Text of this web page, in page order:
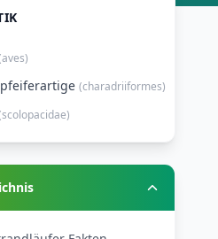
aves)
(charadriiformes)
scolopacidae)